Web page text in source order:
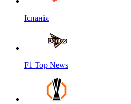
Іспанія
F1 Top News